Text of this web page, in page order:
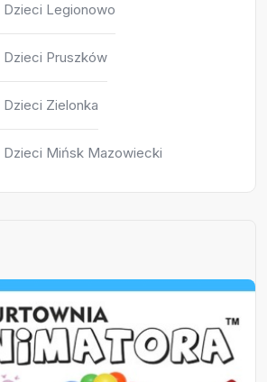
Dzieci Legionowo
Dzieci Pruszków
Zielonka
Dzieci Mińsk Mazowiecki